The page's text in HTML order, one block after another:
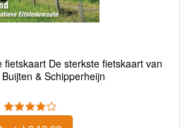
fietskaart De sterkste fietskaart van
& Schipperheijn